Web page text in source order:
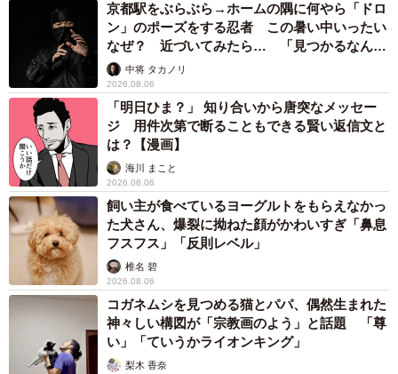
京都駅をぶらぶら→ホームの隅に何やら「ドロ
ン」のポーズをする忍者 この暑い中いったい
なぜ？ 近づいてみたら… 「見つかるなんて
未熟」中将 タカノリ
2026.08.06
「明日ひま？」 知り合いから唐突なメッセー
ジ 用件次第で断ることもできる賢い返信文と
は？【漫画】
海川 まこと
2026.08.06
飼い主が食べているヨーグルトをもらえなかっ
た犬さん、爆裂に拗ねた顔がかわいすぎ「鼻息
フスフス」「反則レベル」
椎名 碧
2026.08.06
コガネムシを見つめる猫とパパ、偶然生まれた
神々しい構図が「宗教画のよう」と話題 「尊
い」「ていうかライオンキング」
梨木 香奈